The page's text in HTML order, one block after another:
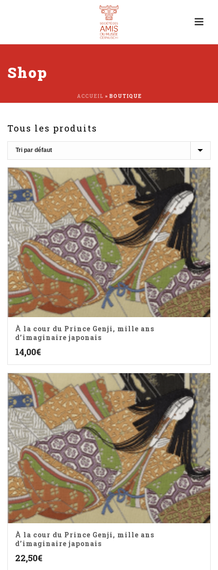
Shop
ACCUEIL » BOUTIQUE
Tous les produits
À la cour du Prince Genji, mille ans
d’imaginaire japonais
14,00€
À la cour du Prince Genji, mille ans
d’imaginaire japonais
22,50€